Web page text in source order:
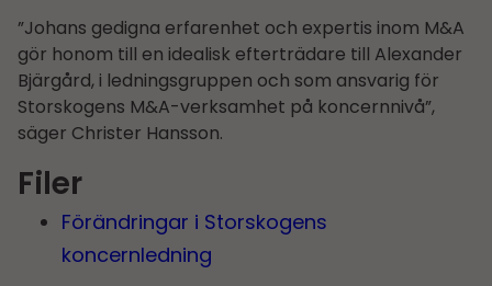
”Johans gedigna erfarenhet och expertis inom M&A
gör honom till en idealisk efterträdare till Alexander
Bjärgård, i ledningsgruppen och som ansvarig för
Storskogens M&A-verksamhet på koncernnivå”,
säger Christer Hansson.
Filer
Förändringar i Storskogens
koncernledning